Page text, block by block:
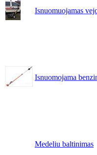
Isnuomuojamas
Isnuomojama
Medeliu baltinimas